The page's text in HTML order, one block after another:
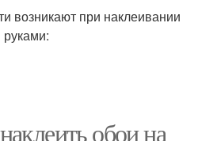
возникают при наклеивании
обои на